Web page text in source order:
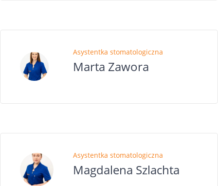
Asystentka stomatologiczna
Marta Zawora
Asystentka stomatologiczna
Magdalena Szlachta